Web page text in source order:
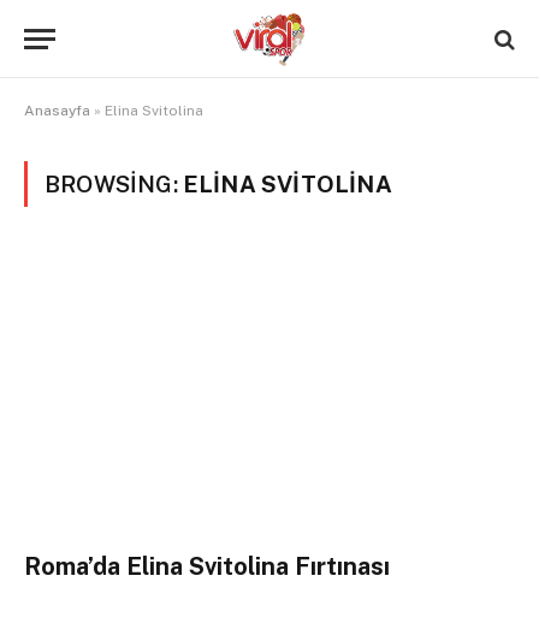
Anasayfa » Elina Svitolina
BROWSING: ELINA SVITOLINA
Roma’da Elina Svitolina Fırtınası